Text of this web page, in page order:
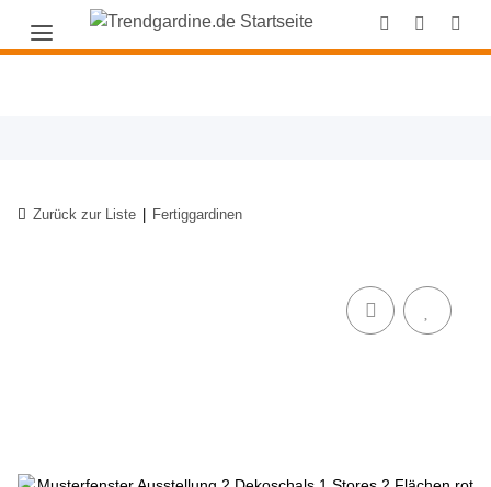
Zurück zur Liste Fertiggardinen